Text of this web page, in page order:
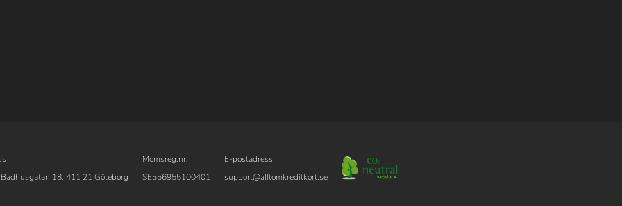
18, 411 21 Göteborg
Momsreg.nr.
SE556955100401
E-postadress
support@alltomkreditkort.se